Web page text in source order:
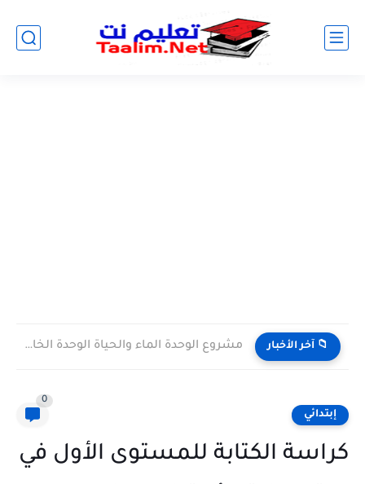
📁 آخر الأخبار مشروع الوحدة الماء والحياة الوحدة الخامسة المستوى الثالث projet de...
إبتدائي
0
كراسة الكتابة للمستوى الأول في